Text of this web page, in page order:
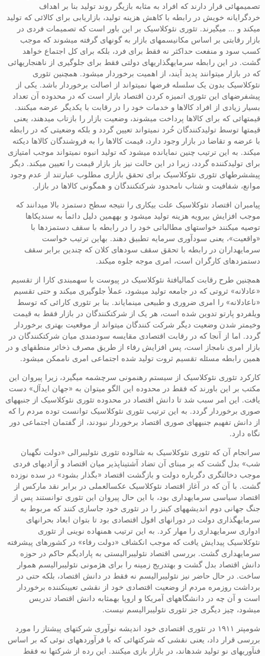
تصمیمهائی قرار دارند که افراد به مثابه بازیگر روند تولید بنا بر اهداف
خردگرایانه خویش در رابطه با کاهش هزینه تولید، بازاریابی برای کالائی که تولید
میکند و … میگیرند. تئوری نئوکلاسیک بر این باور است که تصمیمات فردی در
بازار رقابتی بر اساس مکانیسمهای بازار به گونهای گرفته میشوند که موجب
کسب سود و منفعت حداکثر نه فقط برای فرد، بلکه برای کل اجتماع خواهد
گشت. در این رابطه سرمایهگذاریهای دولتی فقط برای جلوگیری از ناهنجاریهائی
که در بازار میتوانند پدید آیند، از اهمیت برخوردار میشود. همچنین تئوری
نئوکلاسیک بدون یک سلسله فرضها نمیتواند از اصالت برخوردار باشد. یکی از
پیشفرضهای این تئوری اتمیزه کردن اقتصاد بازار است که در محدوده آن تعداد
بسیار زیادی از افراد کالاها و خدمات خود را در رقابت با یکدیگر عرضه میکنند.
قیمتهائی که برای کالاها پرداخت میشوند، وضعیت بازار را بازتاب میدهند، یعنی
قیمتها توسط تولیدکنندگان خُرد نمیتواند تعیین گردد و بلکه وضعیتی که در رابطه
با عرضه و تقاضا در بازار وجود دارد، قیمت کالاها را به فروشندگان کالاها دیکته
میکند. به این ترتیب چنین نمایانده میشود که تولید انبوه نمیتواند موجب امتیازی
برای تولیدکننده گردد، زیرا در این حالت نیز باز بازار قیمت را تعیین میکند. دیگر
پیششرطهای تئوری نئوکلاسیک برای تحقق بازاری مطلوب عبارتند از عدم وجود
موانع، شفافیت و شتاب نامحدود شرکتکنندگان و همگونی کالاها در بازار.
پیامبران اقتصاد نئوکلاسیک علت بیکاری را نتیجه سطح دستمزد بالا میدانند که
موجب افزایش بیرویه هزینه تولید میشود و بههمین دلیل دائمأ به سندیکاها
توصیه میکنند خواستهای مطالباتی خود را در رابطه با سقف دستمزدها با
«واقعیت»، یعنی سودآوری سرمایه تطبیق دهند. بهاین ترتیب خواست
سرمایهداران در رابطه با تحقق سقف سودهای کلان که چندین برابر سقف
دستمزدهای کارگران است، امری موجه جلوه میکند.
همچنین طرح رقابت کمالیافتۀ نئوکلاسیک در پیوست با سهمبندی کارا از تقسیم
«عادلانه» ثروتی که در جامعه تولید میشود، عملأ جلوگیری میکند و حتی تقسیم
«ناعادلانه» را امری ضروری و طبیعی مینمایاند. بنا بر تئوری کارائی که توسط
ویلفردو پارتو تدوین شده است، هر یک از شرکتکنندگان در بازار فقط به قیمت
وخیمتر شدن وضعیت دیگر شرکت کنندگان میتواند از موقعیت بهتری برخوردار
گردد. اما از آنجا که در رقابت اقتصادی مقایسه سودمندی میان شرکتکنندگان در
بازار امری نامجاز است، پس افزایش رفاء از طریق مصرف ذخائر منطقهای و در
همین رابطه مسئله تقسیم ثروت تولید شده اجتماعی امری ناممکن میشود.
کارکرد تئوری نئوکلاسیک از سیستم رهنمونی سرچشمه میگیرد، زیرا پیروان این
مکتب بر این باورند که فقط در محدوده این الگو میتوان به «جهان ایدآل» دست
یافت. این امر سبب شد تا دانش اقتصاد در محدوده تئوری نئوکلاسیک از جنبههای
صوری برخوردار گردد. به این ترتیب تئوری نئوکلاسیک توانست توده مردم را که
از دانش تفهیم جنبههای صوری اقتصاد برخوردار نبودند، از گفتمان اجتماعی دور
نگاه دارد.
سرانجام آن که تئوری نئوکلاسیک به شالوده تئوری نئولیبرالی «دولت نگهبان
شب» بدل گشت که بر مبنای آن تضاد آشتیناپذیر میان اقتصاد و آزادیهای فردی
موجب دخالتگری دگرباره دولت و بازگشت اقتصاد «بگذار بشود» در سده نوزده
گشت. با آن که در آغاز اقتصاد نئوکلاسیک عکسالعملی در برابر نقد مارکس از
اقتصاد سیاسی سرمایهداری بود، با این حال پیروان این تئوری توانستند پس از
جنگ جهانی دوم اندیشههای کینز را در تئوری خود جاسازی کنند که مربوط به
سرمایهگذاری دولت در دورانهای افول اقتصادی بود تا بتوان ابعاد بحرانهای
ادواری سرمایهداری را مهار کرد. به این ترتیب همنهاده نوینی از تئوری
نئوکلاسیک پیدایش یافت که موجب انکشاف «دولت رفاء» در کشورهای پیشرفته
سرمایهداری گشت. بررسی اقتصاد نئولیبرالیستی به پارادیگم حاکم در حوزه
دانش اقتصاد بدل گشت و بهتدریج زمینه را برای هژمونی نئولیبرالیسم هموار
ساخت. در حال حاضر نیز نئولیبرالیسم نه فقط در دانش اقتصاد، بلکه حتی در
برداشت روزمره مردم از وضعیت اقتصادی خود از نقشی تعیینکننده برخوردار
است و آن چه در دانشگاههای آمریکا و اروپا بهمثابه دانش اقتصاد تدریس
میشود، چیز دیگری جز تئوری نئولیبرالیسم نیست.
شومپتر ۱۹۱۱ در تئوری اقتصادی خود اندیشه نوآوری شرکتهای پیشتاز را مورد
بررسی قرار داد، یعنی نقشی که شرکتهائی که با فرآوردههای نوئی که بر اساس
فنآوریهای نو تولید شدهاند، در بازار بازی میکنند. این رده از شرکتها نه فقط